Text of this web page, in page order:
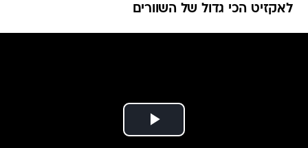
לאקזיט הכי גדול של השוורים